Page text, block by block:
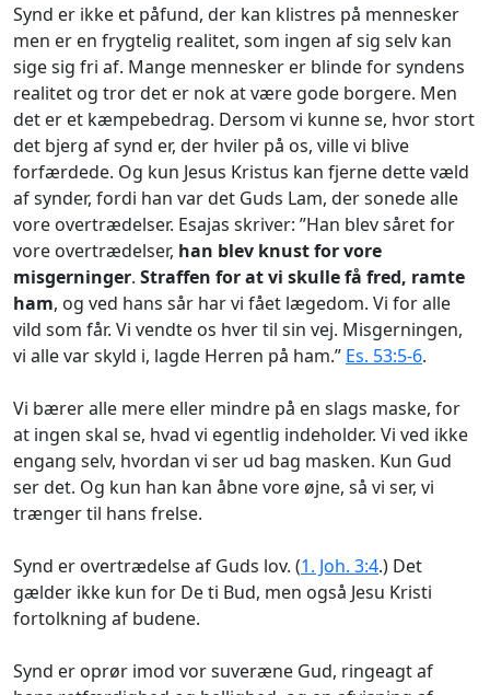
Synd er ikke et påfund, der kan klistres på mennesker
men er en frygtelig realitet, som ingen af sig selv kan
sige sig fri af. Mange mennesker er blinde for syndens
realitet og tror det er nok at være gode borgere. Men
det er et kæmpebedrag. Dersom vi kunne se, hvor stort
det bjerg af synd er, der hviler på os, ville vi blive
forfærdede. Og kun Jesus Kristus kan fjerne dette væld
af synder, fordi han var det Guds Lam, der sonede alle
vore overtrædelser. Esajas skriver: ”Han blev såret for
vore overtrædelser, han blev knust for vore
misgerninger. Straffen for at vi skulle få fred, ramte
ham, og ved hans sår har vi fået lægedom. Vi for alle
vild som får. Vi vendte os hver til sin vej. Misgerningen,
vi alle var skyld i, lagde Herren på ham.” Es. 53:5-6.
Vi bærer alle mere eller mindre på en slags maske, for
at ingen skal se, hvad vi egentlig indeholder. Vi ved ikke
engang selv, hvordan vi ser ud bag masken. Kun Gud
ser det. Og kun han kan åbne vore øjne, så vi ser, vi
trænger til hans frelse.
Synd er overtrædelse af Guds lov. (1. Joh. 3:4.) Det
gælder ikke kun for De ti Bud, men også Jesu Kristi
fortolkning af budene.
Synd er oprør imod vor suveræne Gud, ringeagt af